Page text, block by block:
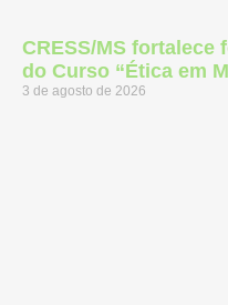
CRESS/MS
do Curso “Ética em
3 de agosto de 2026